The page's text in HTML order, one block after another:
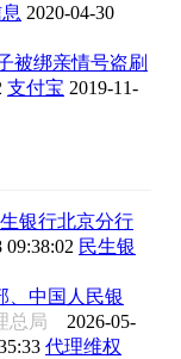
2020-04-30
被绑亲情号盗刷
支付宝 2019-11-
银行北京分行
09:38:02 民生银
、中国人民银
总局 2026-05-
代理维权